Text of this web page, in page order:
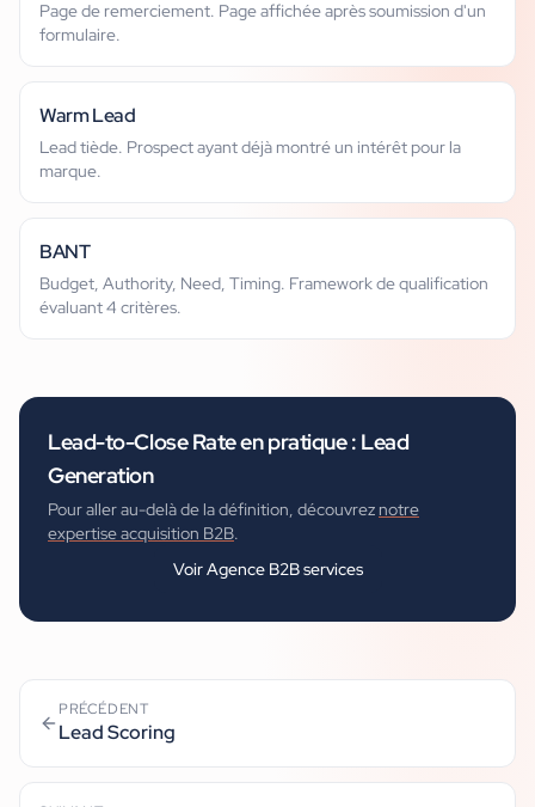
Page de remerciement. Page affichée après soumission d'un
formulaire.
Warm Lead
Lead tiède. Prospect ayant déjà montré un intérêt pour la
marque.
BANT
Budget, Authority, Need, Timing. Framework de qualification
évaluant 4 critères.
Lead-to-Close Rateen pratique : Lead
Generation
Pour aller au-delà de la définition, découvrez notre
expertise acquisition B2B.
VoirAgence B2B services
PRÉCÉDENT
Lead Scoring